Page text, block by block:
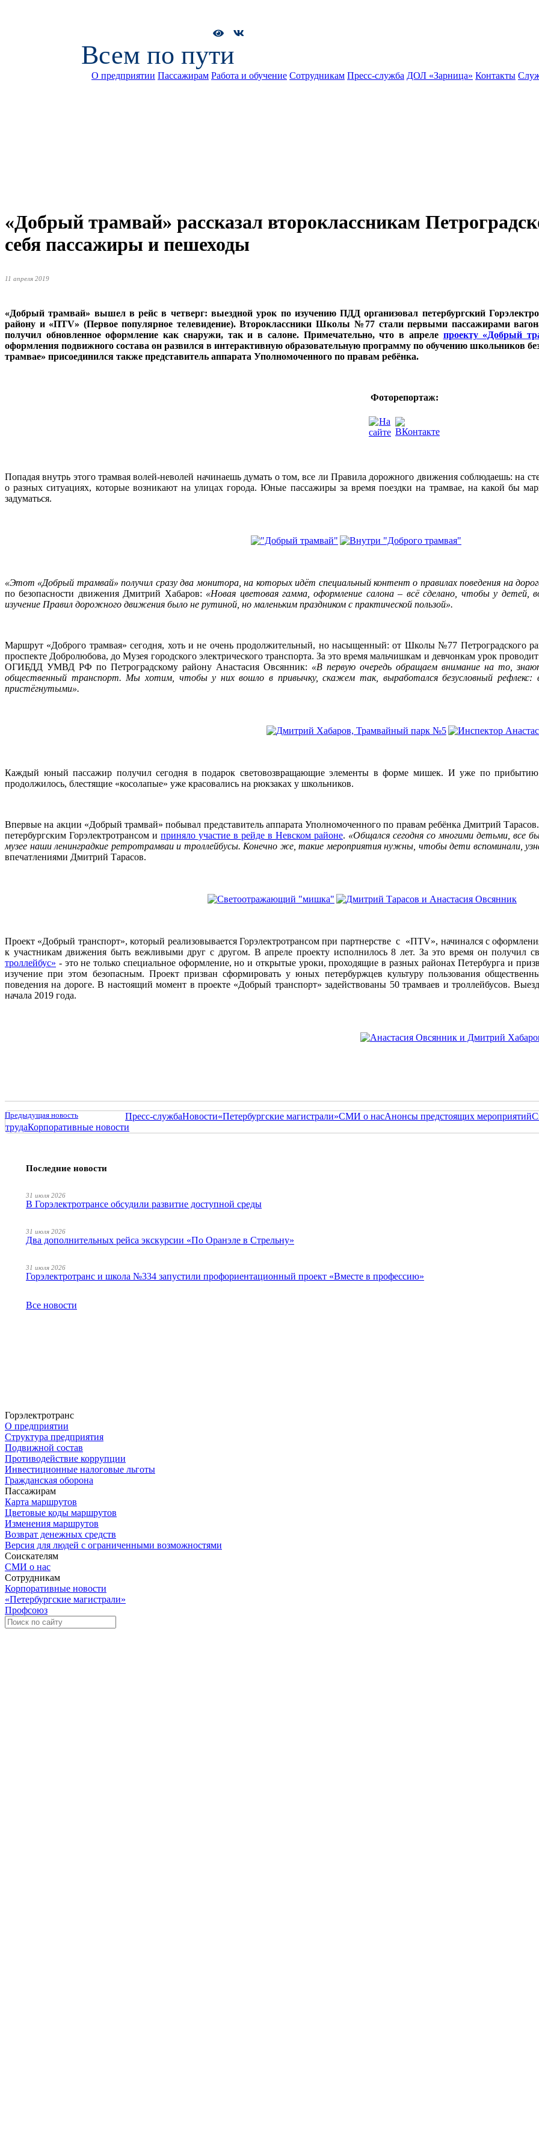
Всем по пути
О предприятии Пассажирам Работа и обучение Сотрудникам Пресс-служба ДОЛ «Зарница» Контакты
«Добрый трамвай» рассказал второклассникам
себя пассажиры и пешеходы
11 апреля 2019
«Добрый трамвай» вышел в рейс в четверг: выездной урок по изучению ПДД организовал петербургский
району и «ПТV» (Первое популярное телевидение). Второклассники Школы №77 стали первыми пассажирами
получил обновленное оформление как снаружи, так и в салоне. Примечательно, что в апреле проекту «Добрый
оформления подвижного состава он развился в интерактивную образовательную программу по обучению школьников
трамвае» присоединился также представитель аппарата Уполномоченного по правам ребёнка.
Фоторепортаж:
Попадая внутрь этого трамвая волей-неволей начинаешь думать о том, все ли Правила дорожного движения соблюдаешь: на
о разных ситуациях, которые возникают на улицах города. Юные пассажиры за время поездки на трамвае, на какой бы
задуматься.
«Этот «Добрый трамвай» получил сразу два монитора, на которых идёт специальный контент о правилах поведения на
по безопасности движения Дмитрий Хабаров: «Новая цветовая гамма, оформление салона – всё сделано, чтобы у детей,
изучение Правил дорожного движения было не рутиной, но маленьким праздником с практической пользой».
Маршрут «Доброго трамвая» сегодня, хоть и не очень продолжительный, но насыщенный: от Школы №77 Петроградского
проспекте Добролюбова, до Музея городского электрического транспорта. За это время мальчишкам и девчонкам урок
ОГИБДД УМВД РФ по Петроградскому району Анастасия Овсянник: «В первую очередь обращаем внимание на то,
общественный транспорт. Мы хотим, чтобы у них вошло в привычку, скажем так, выработался безусловный
пристёгнутыми».
Каждый юный пассажир получил сегодня в подарок световозвращающие элементы в форме мишек. И уже по прибытию в
продолжилось, блестящие «косолапые» уже красовались на рюкзаках у школьников.
Впервые на акции «Добрый трамвай» побывал представитель аппарата Уполномоченного по правам ребёнка Дмитрий Тарасов.
петербургским Горэлектротрансом и приняло участие в рейде в Невском районе. «Общался сегодня со многими детьми, все
музее наши ленинградкие ретротрамваи и троллейбусы. Конечно же, такие мероприятия нужны, чтобы дети вспоминали,
впечатлениями Дмитрий Тарасов.
Проект «Добрый транспорт», который реализовывается Горэлектротрансом при партнерстве с «ПТV», начинался с
к участникам движения быть вежливыми друг с другом. В апреле проекту исполнилось 8 лет. За это время он получил
троллейбус» - это не только специальное оформление, но и открытые уроки, проходящие в разных районах Петербурга и
изучение при этом безопасным. Проект призван сформировать у юных петербуржцев культуру пользования
поведения на дороге. В настоящий момент в проекте «Добрый транспорт» задействованы 50 трамваев и троллейбусов.
начала 2019 года.
Предыдущая новость Пресс-службаНовости«Петербургские магистрали»СМИ о насАнонсы предстоящих мероприятий
трудаКорпоративные новости
Последние новости
31 июля 2026
В Горэлектротрансе обсудили развитие доступной среды
31 июля 2026
Два дополнительных рейса экскурсии «По Оранэле в Стрельну»
31 июля 2026
Горэлектротранс и школа №334 запустили профориентационный проект «Вместе в профессию»
Все новости
Горэлектротранс
О предприятии
Структура предприятия
Подвижной состав
Противодействие коррупции
Инвестиционные налоговые льготы
Гражданская оборона
Пассажирам
Карта маршрутов
Цветовые коды маршрутов
Изменения маршрутов
Возврат денежных средств
Версия для людей с ограниченными возможностями
Соискателям
СМИ о нас
Сотрудникам
Корпоративные новости
«Петербургские магистрали»
Профсоюз